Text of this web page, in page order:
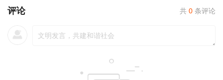
评论 共 0 条评论